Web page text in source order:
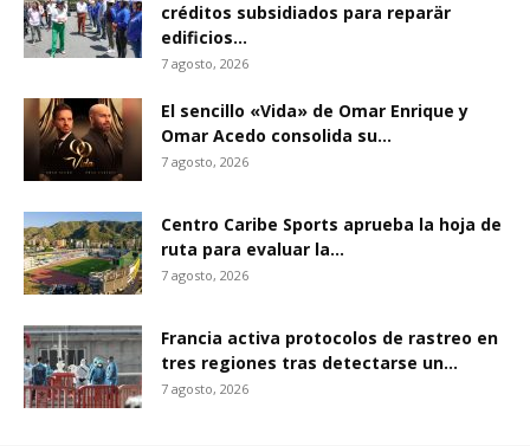
créditos subsidiados para reparär
edificios...
7 agosto, 2026
El sencillo «Vida» de Omar Enrique y
Omar Acedo consolida su...
7 agosto, 2026
Centro Caribe Sports aprueba la hoja de
ruta para evaluar la...
7 agosto, 2026
Francia activa protocolos de rastreo en
tres regiones tras detectarse un...
7 agosto, 2026